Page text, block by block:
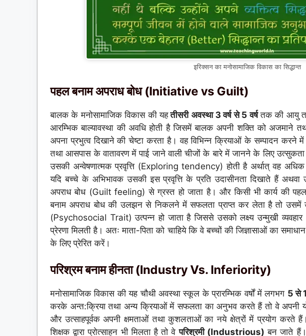
इरिक्सन का मनोसामाजिक विकास का सिद्धान्त
पहल बनाम अपराध बोध (Initiative vs Guilt)
बालक के मनोसामाजिक विकास की यहतीसरी अवस्था 3 वर्ष से 5 वर्षतक की आयु
आरम्भिक बाल्यावस्था की अवधि होती है जिसमें बालक अपनी शक्ति को अजमाने
अपना प्रभुत्व दिखाने की चेष्टा करता है। वह विभिन्न क्रियाओं के सम्पादन
तथा आसपास के वातावरण में पाई जाने वाली चीजों के बारे में जानने के लिए
उसकी अन्वेषणात्मक प्रवृत्ति (Exploring tendency) होती है अर्थात् वह अधिक
यदि बच्चे के अभिभावक उसकी इस प्रवृत्ति के प्रति उदासीनता दिखाते हैं
अपराध बोध (Guilt feeling) से ग्रस्त हो जाता है। और किसी भी कार्य की
बनाम अपराध बोध की उलझन से निकलने में सफलता प्राप्त कर लेता है तो उसमें
(Psychosocial Trait) उत्पन्न हो जाता है जिससे उसको लक्ष्य उन्मुखी
प्रेरणा मिलती है। अतः माता-पिता को चाहिये कि वे बच्चों की जिज्ञासाओं का
के लिए प्रेरित करें।
परिश्रम बनाम हीनता (Industry Vs. Inferiority)
मनोसामाजिक विकास की यह चौथी अवस्था स्कूल के प्रारम्भिक वर्षों में लगभग 5 से
करके अन्त:क्रिया तथा अन्य क्रियाओं में सफलता का अनुभव करते हैं तो वे अपनी
और उत्साहपूर्वक अपनी क्षमताओं तथा कुशलताओं का नये क्षेत्रों में प्रयोग करते
शिक्षक द्वारा प्रोत्साहन भी मिलता है तो वेपरिश्रमी (Industrious) बन जाते